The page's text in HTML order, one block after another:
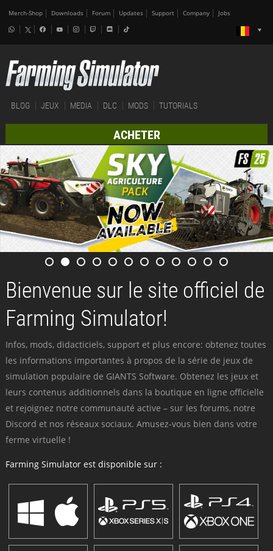
Merch-Shop Downloads Forum Updates Support Company Jobs
BLOG JEUX MEDIA DLC MODS TUTORIALS
ACHETER
Bienvenue sur le site officiel de
Farming Simulator!
Infos, mods, didacticiels, support et plus encore: obtenez toutes
les informations importantes à propos de la série de jeux de
simulation populaire de GIANTS Software. Obtenez les jeux et
leurs contenus additionnels dans la boutique en ligne officielle
et rejoignez notre communauté active – sur les forums, notre
Discord et nos réseaux sociaux. Amusez-vous bien dans votre
ferme virtuelle !
Farming Simulator est disponible sur :